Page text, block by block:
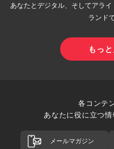
あなたとデジタル、そしてアラ
ランド
もっ
各コンテ
あなたに役に立つ
メールマガジン